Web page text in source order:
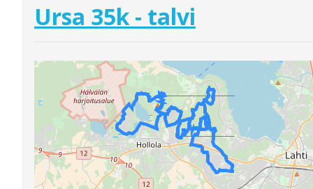
Ursa 35k - talvi